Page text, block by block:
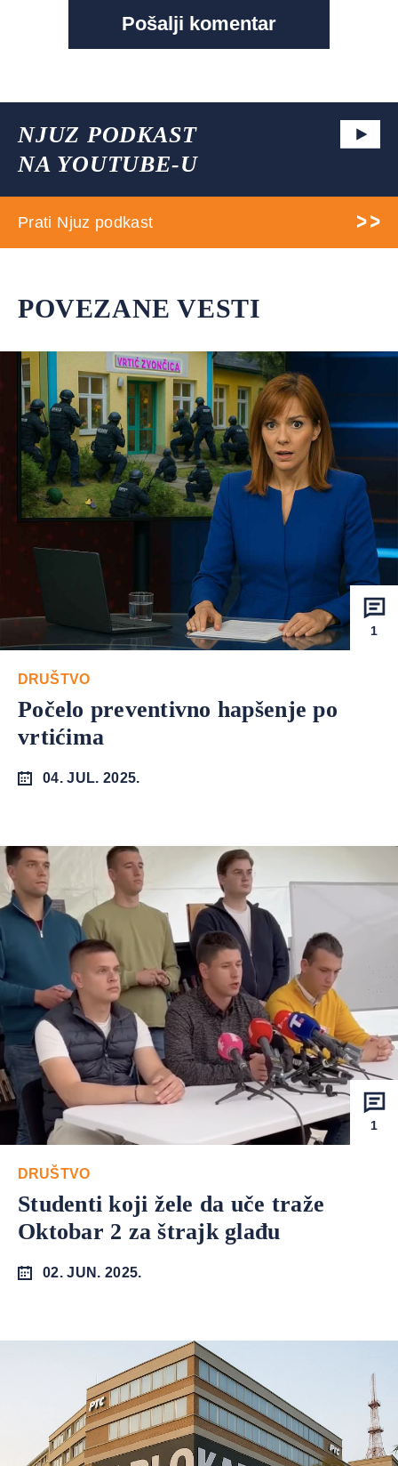
NJUZ PODKAST
NA YOUTUBE-U
Prati Njuz podkast
POVEZANE VESTI
1
DRUŠTVO
Počelo preventivno hapšenje po
vrtićima
04. JUL. 2025.
1
DRUŠTVO
Studenti koji žele da uče traže
Oktobar 2 za štrajk glađu
02. JUN. 2025.